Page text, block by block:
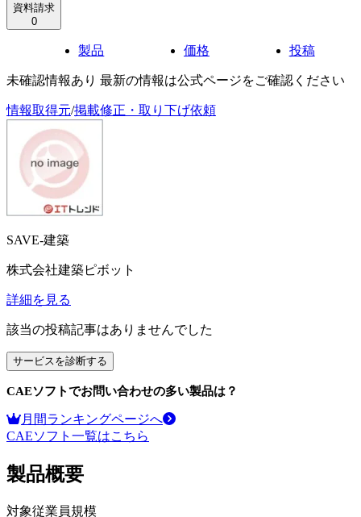
資料請求
0
製品 価格 投稿
未確認情報あり 最新の情報は公式ページをご確認ください
情報取得元/掲載修正・取り下げ依頼
SAVE-建築
株式会社建築ピボット
詳細を見る
該当の投稿記事はありませんでした
サービスを診断する
CAEソフトでお問い合わせの多い製品は？
月間ランキングページへ
CAEソフト 一覧はこちら
製品概要
対象従業員規模